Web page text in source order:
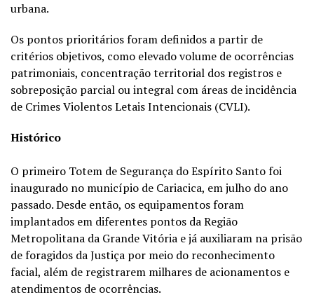
urbana.
Os pontos prioritários foram definidos a partir de
critérios objetivos, como elevado volume de ocorrências
patrimoniais, concentração territorial dos registros e
sobreposição parcial ou integral com áreas de incidência
de Crimes Violentos Letais Intencionais (CVLI).
Histórico
O primeiro Totem de Segurança do Espírito Santo foi
inaugurado no município de Cariacica, em julho do ano
passado. Desde então, os equipamentos foram
implantados em diferentes pontos da Região
Metropolitana da Grande Vitória e já auxiliaram na prisão
de foragidos da Justiça por meio do reconhecimento
facial, além de registrarem milhares de acionamentos e
atendimentos de ocorrências.